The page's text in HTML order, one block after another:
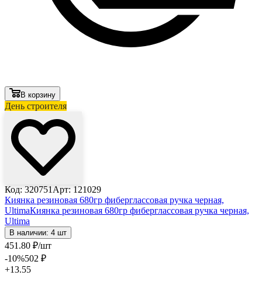
В корзину
День строителя
Код: 320751 Арт: 121029
Киянка резиновая 680гр фиберглассовая ручка черная,
UltimaКиянка резиновая 680гр фиберглассовая ручка черная,
Ultima
В наличии: 4 шт
451 .80 ₽/шт
-10%502 ₽
+13.55